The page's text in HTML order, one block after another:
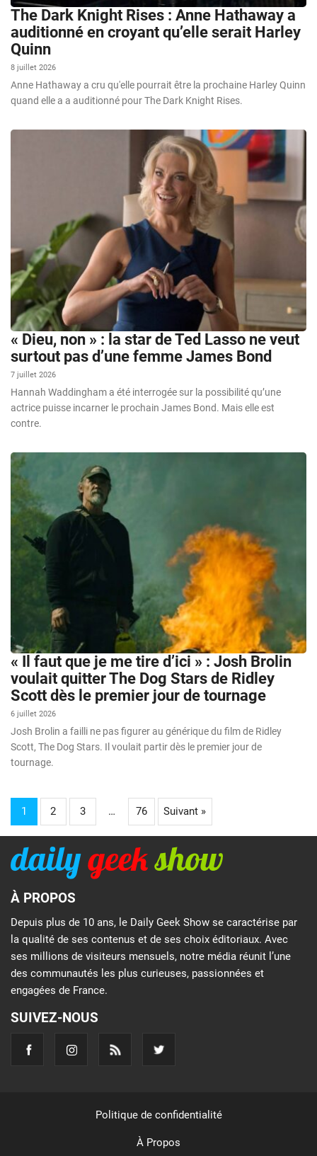
The Dark Knight Rises : Anne Hathaway a
auditionné en croyant qu’elle serait Harley
Quinn
8 juillet 2026
Anne Hathaway a cru qu'elle pourrait être la prochaine Harley Quinn
quand elle a a auditionné pour The Dark Knight Rises.
« Dieu, non » : la star de Ted Lasso ne veut
surtout pas d’une femme James Bond
7 juillet 2026
Hannah Waddingham a été interrogée sur la possibilité qu’une
actrice puisse incarner le prochain James Bond. Mais elle est
contre.
« Il faut que je me tire d’ici » : Josh Brolin
voulait quitter The Dog Stars de Ridley
Scott dès le premier jour de tournage
6 juillet 2026
Josh Brolin a failli ne pas figurer au générique du film de Ridley
Scott, The Dog Stars. Il voulait partir dès le premier jour de
tournage.
1 2 3 … 76 Suivant »
À PROPOS
Depuis plus de 10 ans, le Daily Geek Show se caractérise par
la qualité de ses contenus et de ses choix éditoriaux. Avec
ses millions de visiteurs mensuels, notre média réunit l’une
des communautés les plus curieuses, passionnées et
engagées de France.
SUIVEZ-NOUS
Politique de confidentialité
À Propos